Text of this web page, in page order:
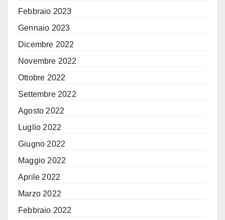
Febbraio 2023
Gennaio 2023
Dicembre 2022
Novembre 2022
Ottobre 2022
Settembre 2022
Agosto 2022
Luglio 2022
Giugno 2022
Maggio 2022
Aprile 2022
Marzo 2022
Febbraio 2022